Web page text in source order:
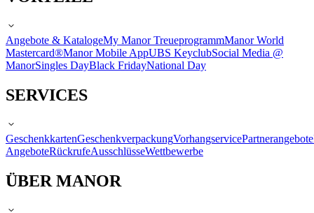
Angebote & KatalogeMy Manor TreueprogrammManor World
Mastercard®Manor Mobile AppUBS KeyclubSocial Media @
ManorSingles DayBlack FridayNational Day
SERVICES
GeschenkkartenGeschenkverpackungVorhangservicePartnerangebote
AngeboteRückrufeAusschlüsseWettbewerbe
ÜBER MANOR